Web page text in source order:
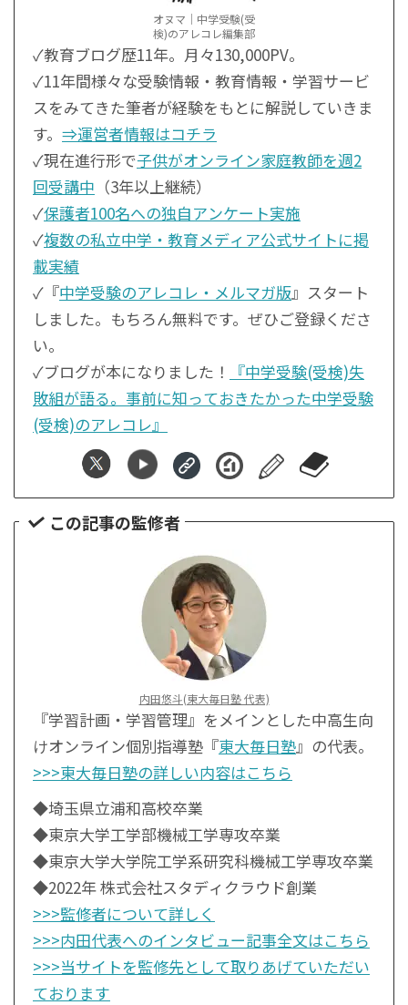
オヌマ｜中学受験(受
検)のアレコレ編集部
✓教育ブログ歴11年。月々130,000PV。
✓11年間様々な受験情報・教育情報・学習サービ
スをみてきた筆者が経験をもとに解説していきま
す。 ⇒運営者情報はコチラ
✓現在進行形で子供がオンライン家庭教師を週2
回受講中 （3年以上継続）
✓保護者100名への独自アンケート実施
✓複数の私立中学・教育メディア公式サイトに掲
載実績
✓『中学受験のアレコレ・メルマガ版』スタート
しました。もちろん無料です。ぜひご登録くださ
い。
✓ブログが本になりました！
『中学受験(受検)失
敗組が語る。事前に知っておきたかった中学受験
(受検)のアレコレ』
この記事の監修者
内田悠斗(東大毎日塾 代表)
『学習計画・学習管理』をメインとした中高生向
けオンライン個別指導塾『東大毎日塾』の代表。
>>>東大毎日塾の詳しい内容はこちら
◆埼玉県立浦和高校卒業
◆東京大学工学部機械工学専攻卒業
◆東京大学大学院工学系研究科機械工学専攻卒業
◆2022年 株式会社スタディクラウド創業
>>>監修者について詳しく
>>>内田代表へのインタビュー記事全文はこちら
>>>当サイトを監修先として取りあげていただい
ております